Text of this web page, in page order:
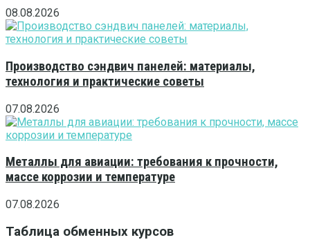
08.08.2026
Производство сэндвич панелей: материалы,
технология и практические советы
07.08.2026
Металлы для авиации: требования к прочности,
массе коррозии и температуре
07.08.2026
Таблица обменных курсов